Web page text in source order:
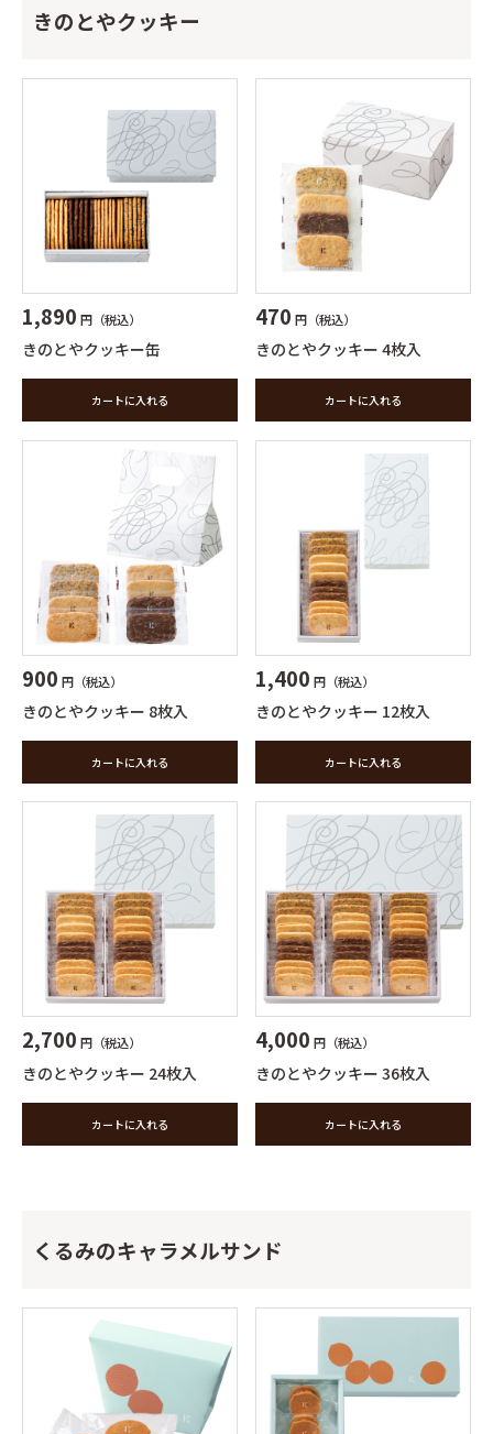
きのとやクッキー
1,890 円（税込）
きのとやクッキー缶
カートに入れる
470 円（税込）
きのとやクッキー 4枚入
カートに入れる
900 円（税込）
きのとやクッキー 8枚入
カートに入れる
1,400 円（税込）
きのとやクッキー 12枚入
カートに入れる
2,700 円（税込）
きのとやクッキー 24枚入
カートに入れる
4,000 円（税込）
きのとやクッキー 36枚入
カートに入れる
くるみのキャラメルサンド